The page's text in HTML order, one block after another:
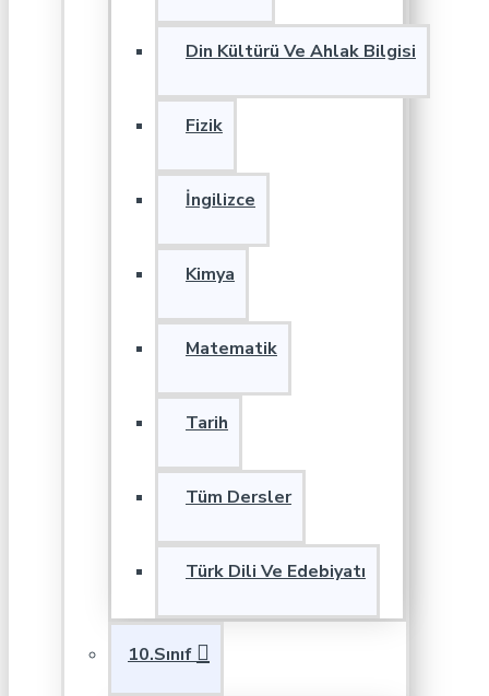
Din Kültürü Ve Ahlak Bilgisi
Fizik
İngilizce
Kimya
Matematik
Tarih
Tüm Dersler
Türk Dili Ve Edebiyatı
10.Sınıf